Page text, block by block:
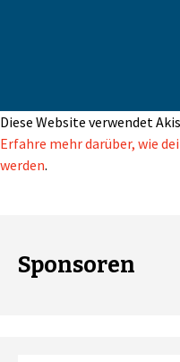
Diese Website verwendet
Erfahre mehr darüber, wie
werden.
Sponsoren